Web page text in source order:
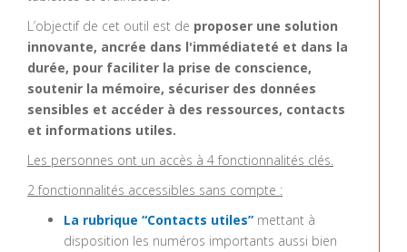
L’objectif de cet outil est de proposer une solution
innovante, ancrée dans l'immédiateté et dans la
durée, pour faciliter la prise de conscience,
soutenir la mémoire, sécuriser des données
sensibles et accéder à des ressources, contacts
et informations utiles.
Les personnes ont un accès à 4 fonctionnalités clés.
2 fonctionnalités accessibles sans compte :
La rubrique “Contacts utiles” mettant à
disposition les numéros importants aussi bien